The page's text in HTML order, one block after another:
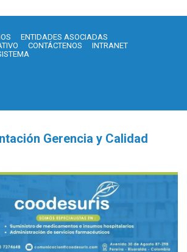
ENTIDADES ASOCIADAS
CONTÁCTENOS
INTRANET
Gerencia y Calidad